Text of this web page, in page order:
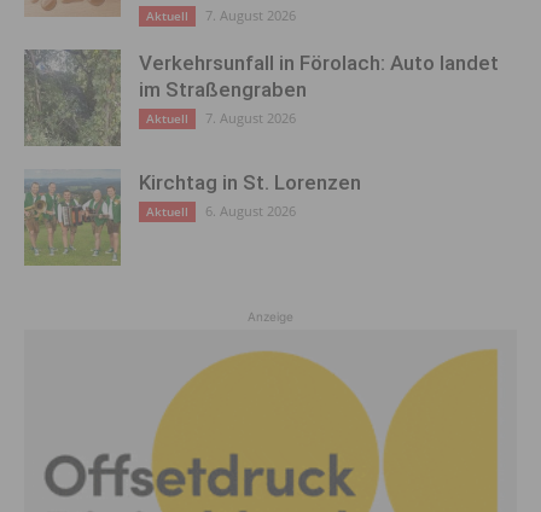
Aktuell 7. August 2026
Verkehrsunfall in Förolach: Auto landet
im Straßengraben
Aktuell 7. August 2026
Kirchtag in St. Lorenzen
Aktuell 6. August 2026
Anzeige